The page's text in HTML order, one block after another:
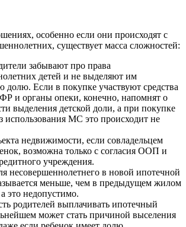
особенно если они происходят с
существует масса сложностей:
забывают про права
детей и не выделяют им
долю. Если в покупке участвуют средства
и органы опеки, конечно, напомнят о
выделения детской доли, а при покупке
использования МС это происходит не
недвижимости, если совладельцем
возможна только с согласия ООП и
учреждения.
несовершеннолетнего в новой ипотечной
меньше, чем в предыдущем жилом
это недопустимо.
родителей выплачивать ипотечный
может стать причиной выселения